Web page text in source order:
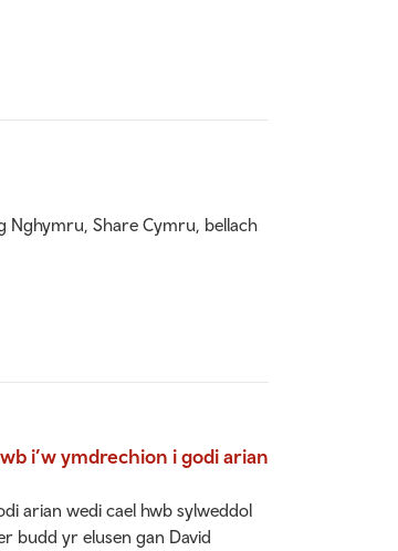
Nghymru, Share Cymru, bellach
i’w ymdrechion i godi arian
arian wedi cael hwb sylweddol
budd yr elusen gan David